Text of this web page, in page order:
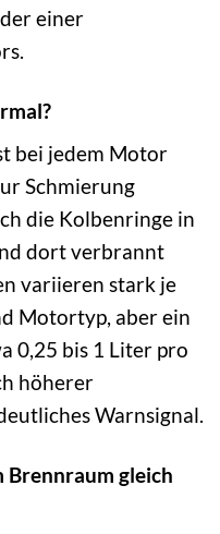
einer
bei jedem Motor
Schmierung
die Kolbenringe in
dort verbrannt
variieren stark je
Motortyp, aber ein
0,25 bis 1 Liter pro
höherer
Warnsignal.
Brennraum gleich